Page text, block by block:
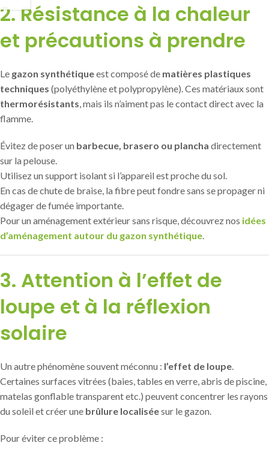
2. Résistance à la chaleur
et précautions à prendre
Le gazon synthétiqueest composé de matières plastiques
techniques (polyéthylène et polypropylène). Ces matériaux sont
thermorésistants, mais ils n’aiment pas le contact direct avec la
flamme.
Évitez de poser un barbecue, brasero ou plancha directement
sur la pelouse.
Utilisez un support isolant si l’appareil est proche du sol.
En cas de chute de braise, la fibre peut fondre sans se propager ni
dégager de fumée importante.
Pour un aménagement extérieur sans risque, découvrez nos idées
d’aménagement autour du gazon synthétique.
3. Attention à l’effet de
loupe et à la réflexion
solaire
Un autre phénomène souvent méconnu : l’effet de loupe.
Certaines surfaces vitrées (baies, tables en verre, abris de piscine,
matelas gonflable transparent etc.) peuvent concentrer les rayons
du soleil et créer une brûlure localiséesur le gazon.
Pour éviter ce problème :